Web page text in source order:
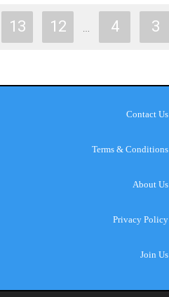
3
4
…
12
13
Contact Us
Terms & Conditions
About Us
Privacy Policy
Join Us